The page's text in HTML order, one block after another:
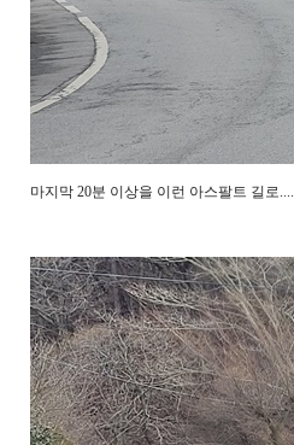
마지막 20분 이상을 이런 아스팔트 길로....